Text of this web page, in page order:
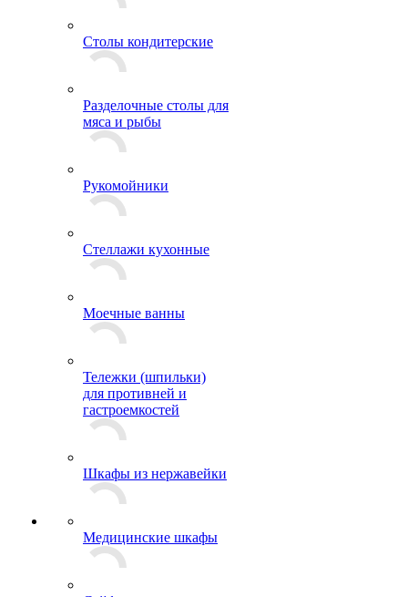
Столы кондитерские
Разделочные столы для
мяса и рыбы
Рукомойники
Стеллажи кухонные
Моечные ванны
Тележки (шпильки)
для противней и
гастроемкостей
Шкафы из нержавейки
Медицинские шкафы